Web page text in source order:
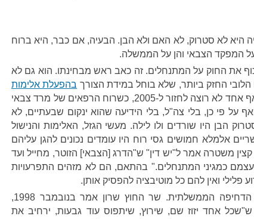
היא לא סטרוק, לא האם ולא הבן. הבעיה, אם כבר, היא ברוח
המפקד הצבאי והן על הממשלה.
את החוק על המתנחלים. זה כאב ראש מבחינתו. הוא גם לא
החזק ביותר, שלא בוחל במידת הצורך בהפעלת אלימות
. אף אחד לא רוצה לחזור ל-2005, כשרוח הרפאים של מרד צבאי
על פי כן, בלי צה"ל, בלי הידיעה שהוא ינקום שבעתיים, לא
הבן היו שורדים ולו לילה. מעשי הגזל, האלימות והנישול
אלמלא חמושים גסי רוח היו עומדים נכונים להגן עליהם
קצין משטרה אמר ל"יש דין" ש"הדרג [הצבאי] הזוטר, מחייל ועד
כמגיני המתנחלים." בהתאם, הם לא מזהים התפרעויות
פלילי ואין להם כל מוטיבציה להפסיק אותן.
ומעל לכל עומדת הדחיפה הממשלתית. שר החוץ שרון אמר בנובמבר 1998,
אחד יזוז שם, שירוץ, שיתפוס עוד גבעות, ירחיב את